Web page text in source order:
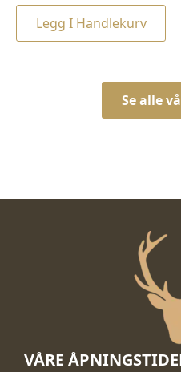
Legg I Handlekurv
Se alle
VÅRE